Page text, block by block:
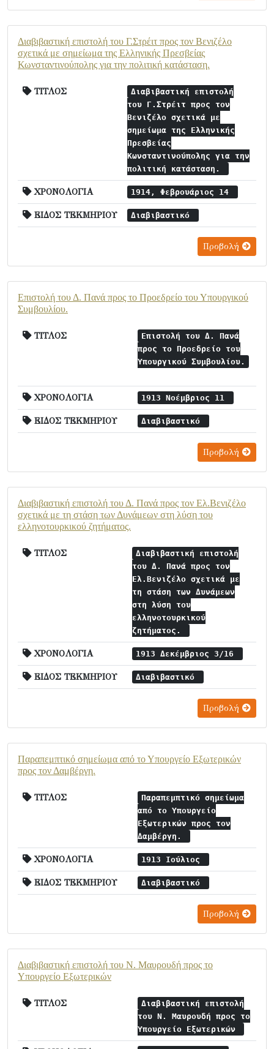
Διαβιβαστική επιστολή του Γ.Στρέιτ προς τον Βενιζέλο
σχετικά με σημείωμα της Ελληνικής Πρεσβείας
Κωνσταντινούπολης για την πολιτική κατάσταση.
ΤΙΤΛΟΣ
Διαβιβαστική επιστολή
του Γ.Στρέιτ προς τον
Βενιζέλο σχετικά με
σημείωμα της Ελληνικής
Πρεσβείας
Κωνσταντινούπολης για την
πολιτική κατάσταση.
ΧΡΟΝΟΛΟΓΙΑ 1914, Φεβρουάριος 14
ΕΙΔΟΣ ΤΕΚΜΗΡΙΟΥ Διαβιβαστικό
Προβολή
Επιστολή του Δ. Πανά προς το Προεδρείο του Υπουργικού
Συμβουλίου.
ΤΙΤΛΟΣ
Επιστολή του Δ. Πανά
προς το Προεδρείο του
Υπουργικού Συμβουλίου.
ΧΡΟΝΟΛΟΓΙΑ 1913 Νοέμβριος 11
ΕΙΔΟΣ ΤΕΚΜΗΡΙΟΥ Διαβιβαστικό
Προβολή
Διαβιβαστική επιστολή του Δ. Πανά προς τον Ελ.Βενιζέλο
σχετικά με τη στάση των Δυνάμεων στη λύση του
ελληνοτουρκικού ζητήματος.
ΤΙΤΛΟΣ
Διαβιβαστική επιστολή
του Δ. Πανά προς τον
Ελ.Βενιζέλο σχετικά με
τη στάση των Δυνάμεων
στη λύση του
ελληνοτουρκικού
ζητήματος.
ΧΡΟΝΟΛΟΓΙΑ 1913 Δεκέμβριος 3/16
ΕΙΔΟΣ ΤΕΚΜΗΡΙΟΥ Διαβιβαστικό
Προβολή
Παραπεμπτικό σημείωμα από το Υπουργείο Εξωτερικών
προς τον Δαμβέργη.
ΤΙΤΛΟΣ
Παραπεμπτικό σημείωμα
από το Υπουργείο
Εξωτερικών προς τον
Δαμβέργη.
ΧΡΟΝΟΛΟΓΙΑ 1913 Ιούλιος
ΕΙΔΟΣ ΤΕΚΜΗΡΙΟΥ Διαβιβαστικό
Προβολή
Διαβιβαστική επιστολή του Ν. Μαυρουδή προς το
Υπουργείο Εξωτερικών
ΤΙΤΛΟΣ
Διαβιβαστική επιστολή
του Ν. Μαυρουδή προς το
Υπουργείο Εξωτερικών